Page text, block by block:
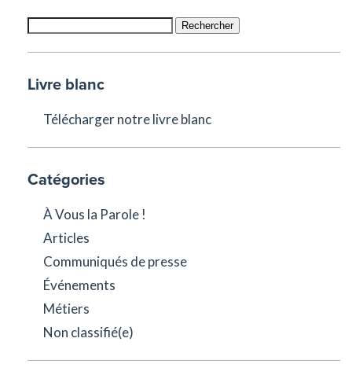
Rechercher
Livre blanc
Télécharger notre livre blanc
Catégories
À Vous la Parole !
Articles
Communiqués de presse
Événements
Métiers
Non classifié(e)